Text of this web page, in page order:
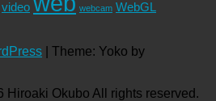
video webcam WebGL
Theme: Yoko by
Hiroaki Okubo All rights reserved.